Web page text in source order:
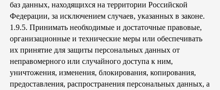
баз данных, находящихся на территории Российской
Федерации, за исключением случаев, указанных в законе.
1.9.5. Принимать необходимые и достаточные правовые,
организационные и технические меры или обеспечивать
их принятие для защиты персональных данных от
неправомерного или случайного доступа к ним,
уничтожения, изменения, блокирования, копирования,
предоставления, распространения персональных данных, а